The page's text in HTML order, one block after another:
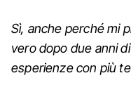
Sì, anche perché mi
vero dopo due anni
esperienze con più